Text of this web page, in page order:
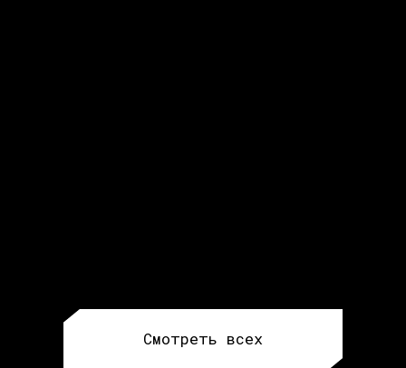
ГДЕ ПРОХОДИЛ ФОРУМ?